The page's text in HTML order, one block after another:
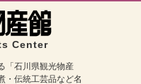
Center
「石川県観光物産
・伝統工芸品など名